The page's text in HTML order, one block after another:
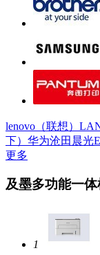
lenovo（联想）
下） 华为沧田 晨光
更多
及墨多功能一
1